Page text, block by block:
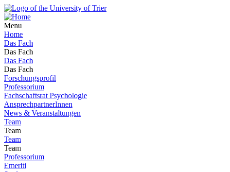
Menu
Home
Das Fach
Das Fach
Das Fach
Das Fach
Forschungsprofil
Professorium
Fachschaftsrat Psychologie
AnsprechpartnerInnen
News & Veranstaltungen
Team
Team
Team
Team
Professorium
Emeriti